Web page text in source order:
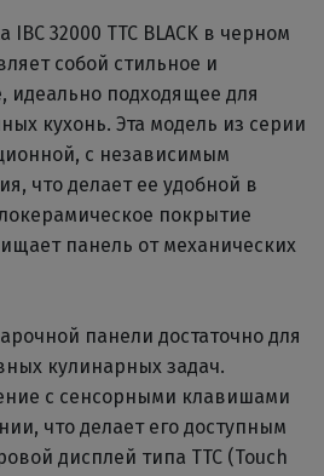
32000 TTC BLACK в черном
собой стильное и
идеально подходящее для
кухонь. Эта модель из серии
с независимым
что делает ее удобной в
покрытие
панель от механических
панели достаточно для
кулинарных задач.
с сенсорными клавишами
что делает его доступным
дисплей типа TTC (Touch